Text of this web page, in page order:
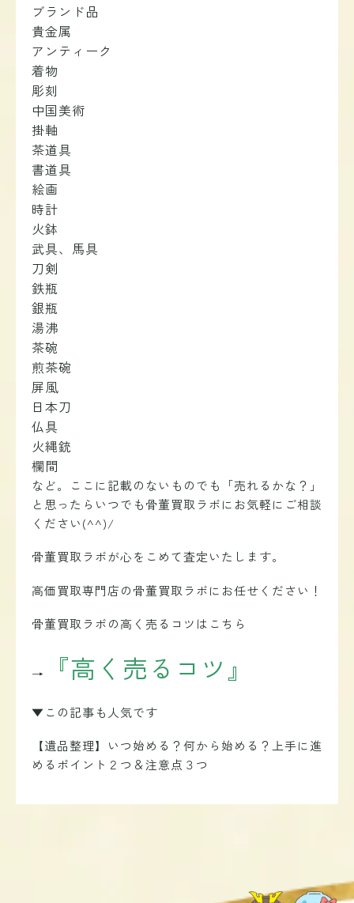
ブランド品
貴金属
アンティーク
着物
彫刻
中国美術
掛軸
茶道具
書道具
絵画
時計
火鉢
武具、馬具
刀剣
鉄瓶
銀瓶
湯沸
茶碗
煎茶碗
屏風
日本刀
仏具
火縄銃
欄間
など。ここに記載のないものでも「売れるかな？」
と思ったらいつでも骨董買取ラボにお気軽にご相談
ください(^^)/
骨董買取ラボが心をこめて査定いたします。
高価買取専門店の骨董買取ラボにお任せください！
骨董買取ラボの高く売るコツはこちら
→ 『高く売るコツ』
▼この記事も人気です
【遺品整理】いつ始める？何から始める？上手に進
めるポイント２つ＆注意点３つ